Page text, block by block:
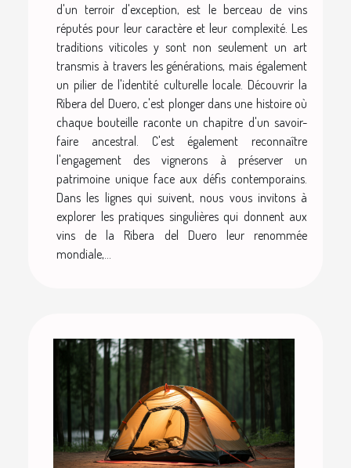
d'un terroir d'exception, est le berceau de vins
réputés pour leur caractère et leur complexité. Les
traditions viticoles y sont non seulement un art
transmis à travers les générations, mais également
un pilier de l'identité culturelle locale. Découvrir la
Ribera del Duero, c'est plonger dans une histoire où
chaque bouteille raconte un chapitre d'un savoir-
faire ancestral. C'est également reconnaître
l'engagement des vignerons à préserver un
patrimoine unique face aux défis contemporains.
Dans les lignes qui suivent, nous vous invitons à
explorer les pratiques singulières qui donnent aux
vins de la Ribera del Duero leur renommée
mondiale,...